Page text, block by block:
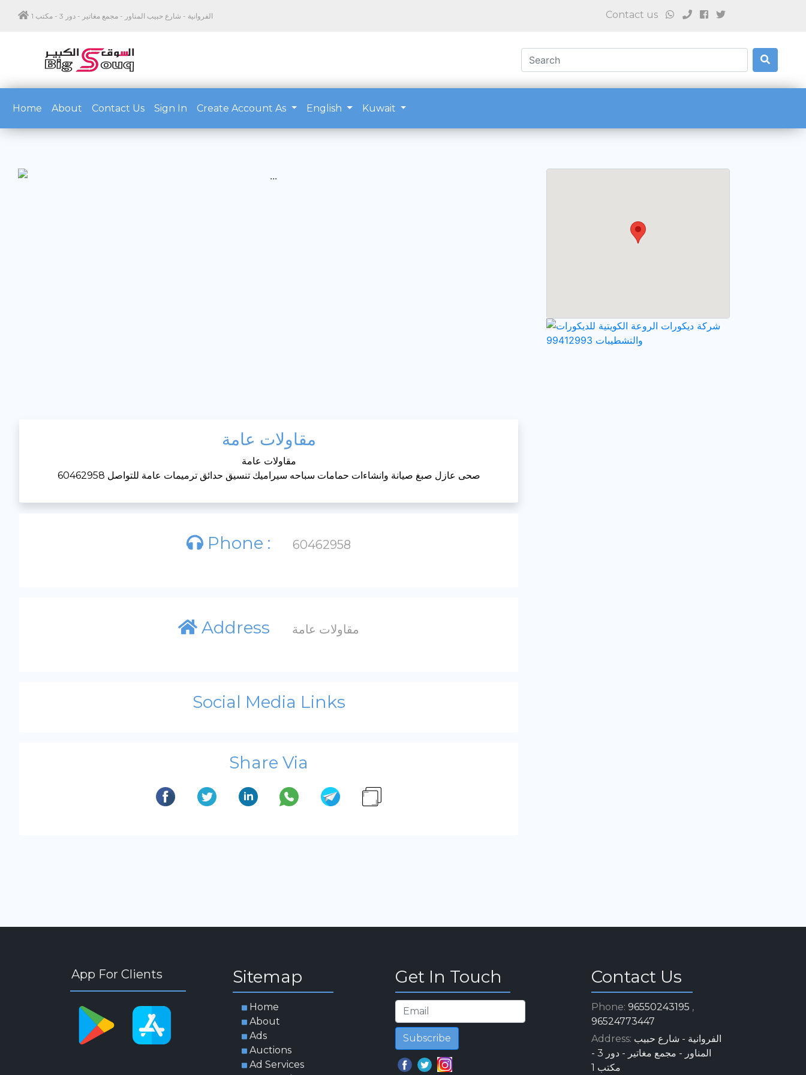
الفروانية - شارع حبيب المناور - مجمع مغاتير - دور 3 - مكتب 1 Contact us
Home (current)
About Contact Us Sign In Create Account As English Kuwait
مقاولات عامة
مقاولات عامة
صحى عازل صبغ صيانة وانشاءات حمامات سباحه سيراميك تنسيق حدائق ترميمات عامة للتواصل 60462958
Phone : 60462958
Address مقاولات عامة
Social Media Links
Share Via
App For Clients Sitemap
Home
About
Ads
Auctions
Ad Services
Get In Touch
Subscribe
Contact Us
Phone: 96550243195 ,
96524773447
Address: الفروانية - شارع حبيب
المناور - مجمع مغاتير - دور 3 -
مكتب 1